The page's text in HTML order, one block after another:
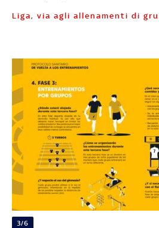
Liga, via agli allenamenti di
3/6